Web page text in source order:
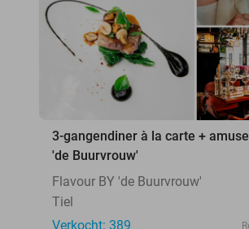
3-gangendiner à la carte +
'de Buurvrouw'
Flavour BY 'de Buurvrouw'
Tiel
Verkocht: 389